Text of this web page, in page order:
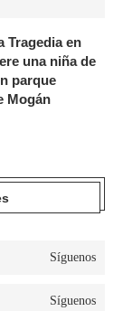
Tragedia en
una niña de
parque
Mogán
Síguenos
Síguenos